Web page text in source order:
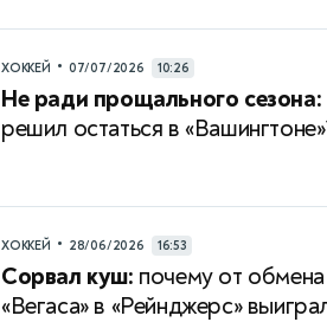
ХОККЕЙ • 07/07/2026 10:26
Не ради прощального сезона:
решил остаться в
ХОККЕЙ • 28/06/2026 16:53
Сорвал куш: почему от
«Вегаса» в «Рейнджерс»